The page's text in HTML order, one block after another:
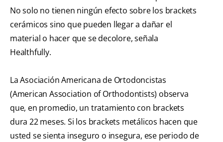
No solo no tienen ningún efecto sobre los brackets
cerámicos sino que pueden llegar a dañar el
material o hacer que se decolore, señala
Healthfully.
La Asociación Americana de Ortodoncistas
(American Association of Orthodontists) observa
que, en promedio, un tratamiento con brackets
dura 22 meses. Si los brackets metálicos hacen que
usted se sienta inseguro o insegura, ese periodo de